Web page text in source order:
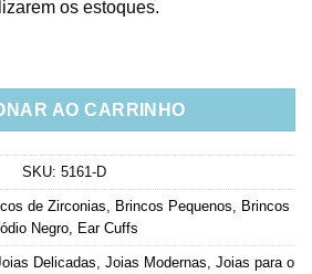
os estoques.
brancas rodio negro semi joia
AO CARRINHO
SKU: 5161-D
de Zirconias Brincos Pequenos
Brincos
Negro Ear Cuffs
Delicadas Joias Modernas Joias para o